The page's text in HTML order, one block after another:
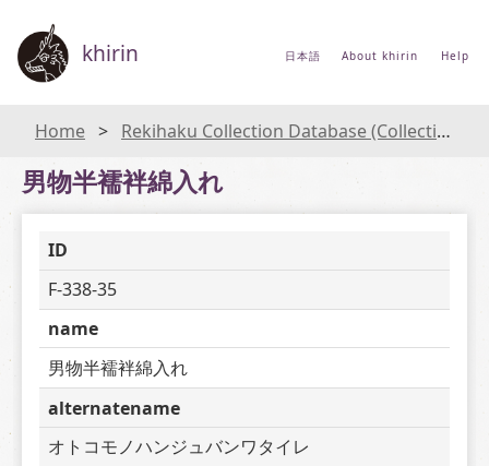
khirin 日本語 About khirin Help
Home Rekihaku Collection Database (Collections Database of the National Museum of Japanese History)
男物半襦袢綿入れ
ID
F-338-35
name
男物半襦袢綿入れ
alternatename
オトコモノハンジュバンワタイレ